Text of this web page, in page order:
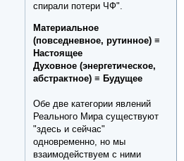
спирали потери ЧФ".
Материальное
(повседневное, рутинное) ≡
Настоящее
Духовное (энергетическое,
абстрактное) ≡ Будущее
Обе две категории явлений
Реального Мира существуют
"здесь и сейчас"
одновременно, но мы
взаимодействуем с ними